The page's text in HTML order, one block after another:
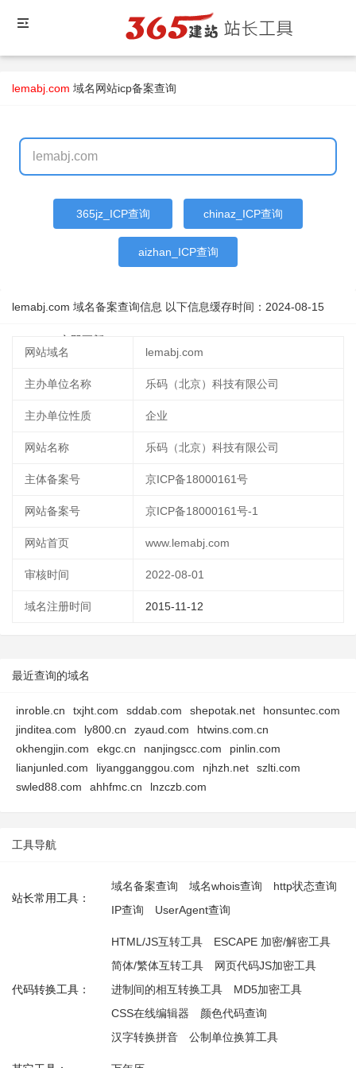
lemabj.com 域名网站icp备案查询
365jz_ICP查询 chinaz_ICP查询
aizhan_ICP查询
lemabj.com 域名备案查询信息 以下信息缓存时间： 2024-08-15
立即更新
网站域名
lemabj.com
主办单位名称 乐码（北京）科技有限公司
主办单位性质 企业
网站名称 乐码（北京）科技有限公司
主体备案号 京ICP备18000161号
网站备案号 京ICP备18000161号-1
网站首页 www.lemabj.com
审核时间 2022-08-01
域名注册时间 2015-11-12
最近查询的域名
inroble.cn txjht.com sddab.com shepotak.net
honsuntec.com
jinditea.com
ly800.cn zyaud.com
htwins.com.cn
okhengjin.com
ekgc.cn nanjingscc.com
pinlin.com
lianjunled.com
liyangganggou.com njhzh.net
szlti.com
swled88.com
ahhfmc.cn lnzczb.com
工具导航
站长常用工具：
域名备案查询 域名whois查询
http状态查询
IP查询
UserAgent查询
代码转换工具：
HTML/JS互转工具
ESCAPE 加密/解密工具
简体/繁体互转工具
网页代码JS加密工具
进制间的相互转换工具
MD5加密工具
CSS在线编辑器
颜色代码查询
汉字转换拼音
公制单位换算工具